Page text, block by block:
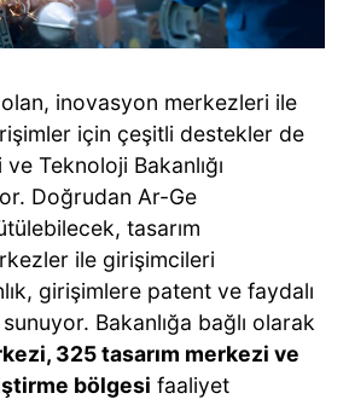
inovasyon merkezleri ile
için çeşitli destekler de
Teknoloji Bakanlığı
Doğrudan Ar-Ge
tasarım
ile girişimcileri
girişimlere patent ve faydalı
Bakanlığa bağlı olarak
325 tasarım merkezi ve
bölgesi faaliyet